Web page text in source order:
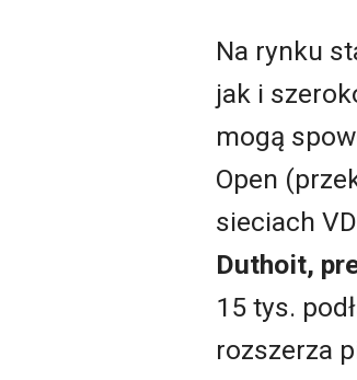
Na rynku
jak i
mogą
Open
sieciach
Duthoit,
15 tys.
rozszerza